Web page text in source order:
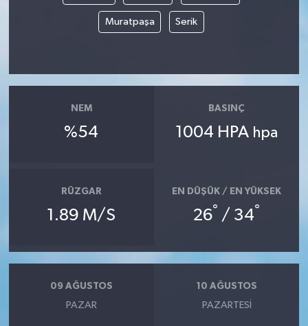
Muratpaşa Serik
NEM
%54
BASINÇ
1004 HPA hpa
RÜZGAR
1.89 M/S
EN DÜŞÜK / EN YÜKSEK
26° / 34°
09 AĞUSTOS
PAZAR
10 AĞUSTOS
PAZARTESI